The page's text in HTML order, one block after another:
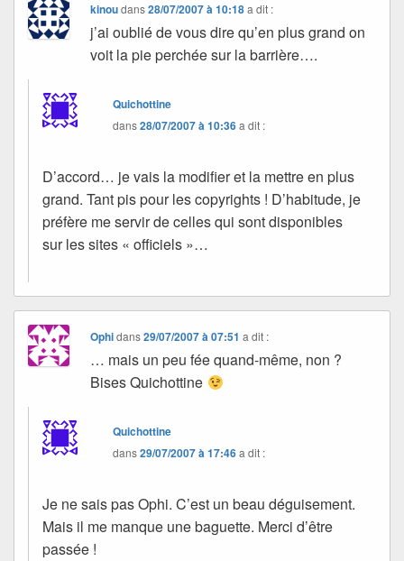
kinoudans28/07/2007 à 10:18 a dit :
j’ai oublié de vous dire qu’en plus grand on
voit la pie perchée sur la barrière….
Quichottine
dans28/07/2007 à 10:36a dit :
D’accord… je vais la modifier et la mettre en plus
grand. Tant pis pour les copyrights ! D’habitude, je
préfère me servir de celles qui sont disponibles
sur les sites « officiels »…
Ophidans29/07/2007 à 07:51 a dit :
… mais un peu fée quand-même, non ?
Bises Quichottine
Quichottine
dans29/07/2007 à 17:46a dit :
Je ne sais pas Ophi. C’est un beau déguisement.
Mais il me manque une baguette. Merci d’être
passée !